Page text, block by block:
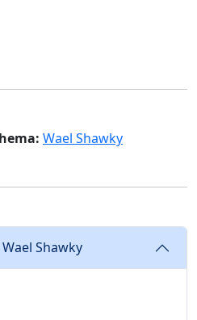
Wael Shawky
Shawky